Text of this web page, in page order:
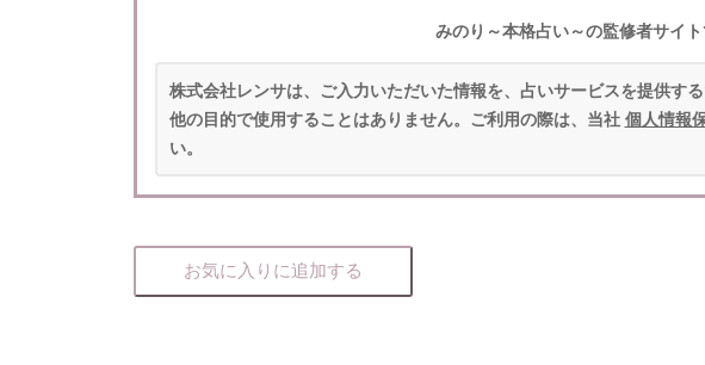
みのり～本格占い～の監修者サイ
株式会社レンサは、ご入力いただいた情報を、占いサービスを提供す
他の目的で使用することはありません。ご利用の際は、当社 個人情報
い。
お気に入りに追加する